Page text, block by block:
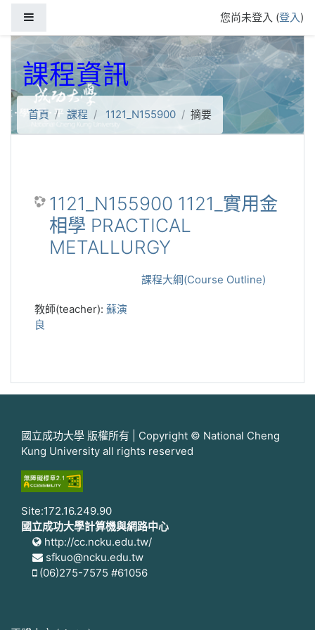
您尚未登入 (登入)
課程資訊
首頁 課程 1121_N155900 摘要
1121_N155900 1121_實用金
相學 PRACTICAL
METALLURGY
課程大綱(Course Outline)
教師(teacher): 蘇演
良
國立成功大學 版權所有 | Copyright © National Cheng
Kung University all rights reserved
Site:172.16.249.90
國立成功大學計算機與網路中心
http://cc.ncku.edu.tw/
sfkuo@ncku.edu.tw
(06)275-7575 #61056